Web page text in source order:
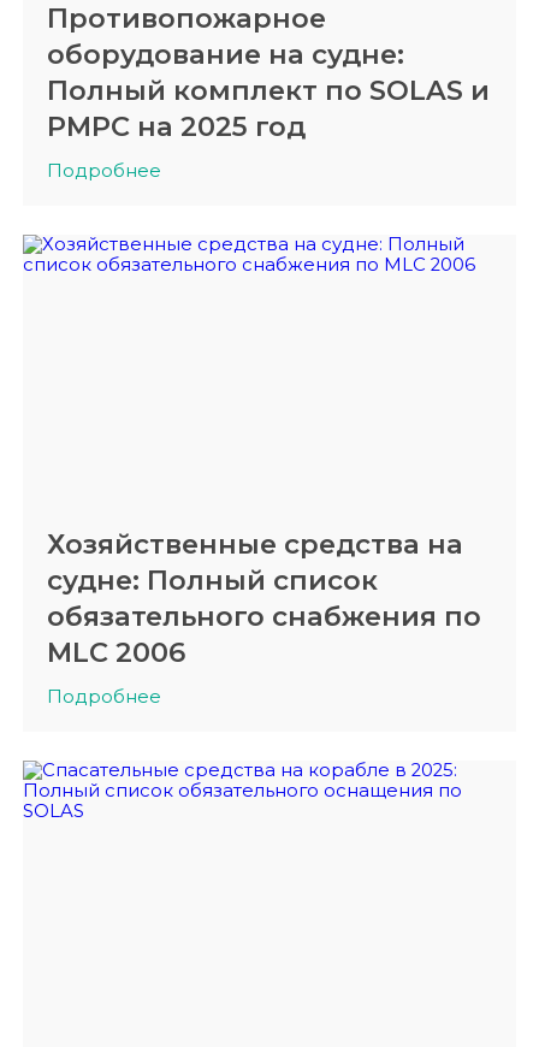
Противопожарное
оборудование на судне:
Полный комплект по SOLAS и
РМРС на 2025 год
Подробнее
Хозяйственные средства на
судне: Полный список
обязательного снабжения по
MLC 2006
Подробнее